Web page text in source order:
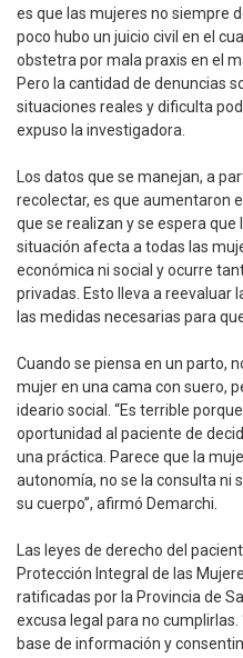
es que las mujeres no siempre
poco hubo un juicio civil en el
obstetra por mala praxis en el
Pero la cantidad de denuncias
situaciones reales y dificulta
expuso la investigadora.
Los datos que se manejan, a
recolectar, es que aumentaron
que se realizan y se espera que
situación afecta a todas las
económica ni social y ocurre
privadas. Esto lleva a reevaluar
las medidas necesarias para
Cuando se piensa en un parto,
mujer en una cama con suero,
ideario social. “Es terrible
oportunidad al paciente de
una práctica. Parece que la
autonomía, no se la consulta ni
su cuerpo”, afirmó Demarchi.
Las leyes de derecho del
Protección Integral de las
ratificadas por la Provincia de
excusa legal para no
base de información y